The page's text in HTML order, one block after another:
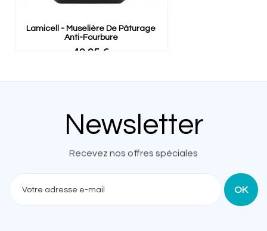
Lamicell - Muselière De Pâturage
Anti-Fourbure
49,95 €
Newsletter
Recevez nos offres spéciales